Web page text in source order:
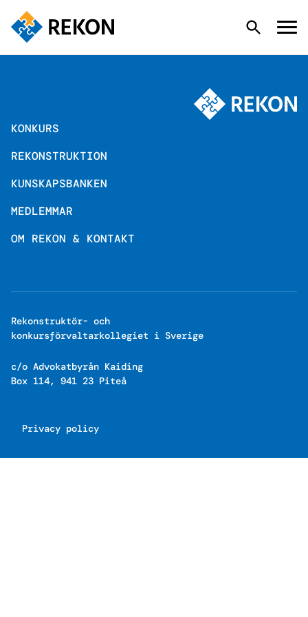
REKONSTRUKTION
KUNSKAPSBANKEN
OM REKON & KONTAKT
KONKURS
REKONSTRUKTION
KUNSKAPSBANKEN
MEDLEMMAR
OM REKON & KONTAKT
Rekonstruktör- och
konkursförvaltarkollegiet i Sverige
c/o Advokatbyrån Kaiding
Box 114, 941 23 Piteå
Privacy policy